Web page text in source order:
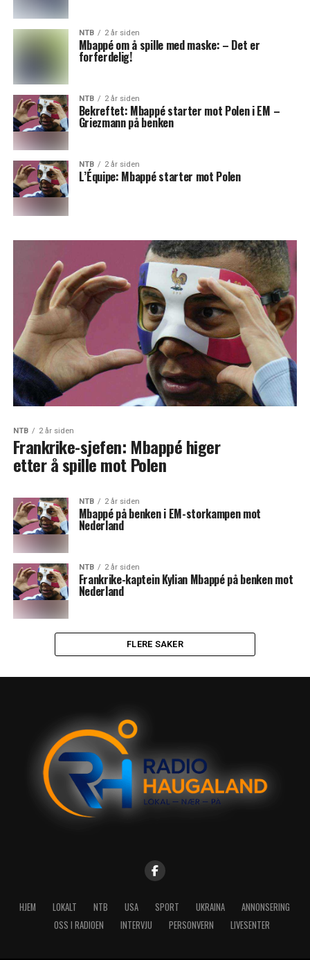
NTB 2 år siden
Mbappé om å spille med maske: – Det er
forferdelig!
NTB 2 år siden
Bekreftet: Mbappé starter mot Polen i EM –
Griezmann på benken
NTB 2 år siden
L’Équipe: Mbappé starter mot Polen
NTB 2 år siden
Frankrike-sjefen: Mbappé higer
etter å spille mot Polen
NTB 2 år siden
Mbappé på benken i EM-storkampen mot
Nederland
NTB 2 år siden
Frankrike-kaptein Kylian Mbappé på benken mot
Nederland
FLERE SAKER
HJEM LOKALT NTB USA SPORT UKRAINA
ANNONSERING
OSS I RADIOEN
INTERVJU PERSONVERN LIVESENTER